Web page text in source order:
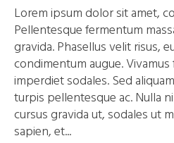
Lorem ipsum dolor sit amet,
Pellentesque fermentum
gravida. Phasellus velit risus,
condimentum augue.
imperdiet sodales. Sed
turpis pellentesque ac. Nulla
cursus gravida ut, sodales ut
sapien, et...